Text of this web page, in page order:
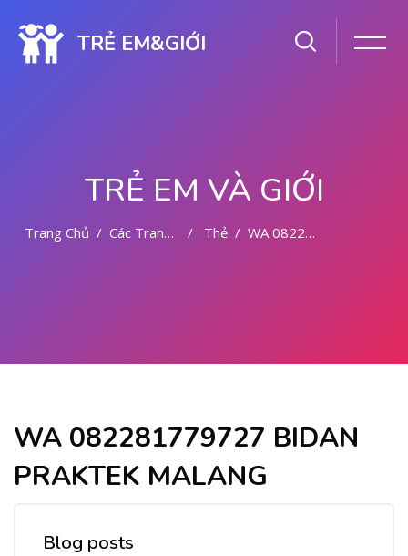
TRẺ EM&GIỚI
TRẺ EM VÀ GIỚI
Trang Chủ Các Trang Của Hệ Thống Thẻ WA 082281779727 BIDAN PRAKTEK MALANG
WA 082281779727 BIDAN
PRAKTEK MALANG
Blog posts